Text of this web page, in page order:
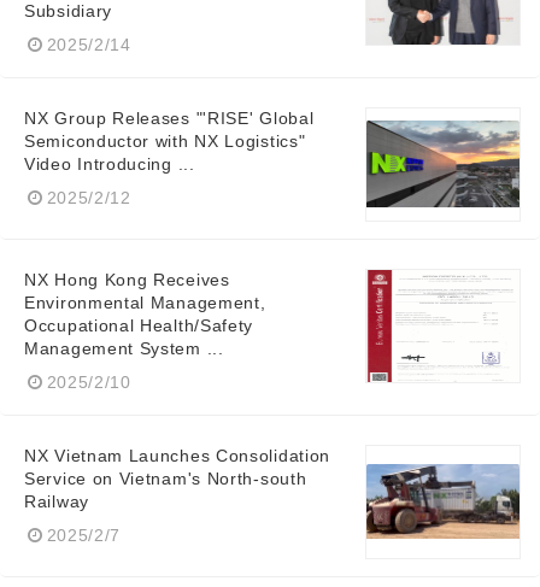
Subsidiary
2025/2/14
NX Group Releases "'RISE' Global
Semiconductor with NX Logistics"
Video Introducing ...
2025/2/12
NX Hong Kong Receives
Environmental Management,
Occupational Health/Safety
Management System ...
2025/2/10
NX Vietnam Launches Consolidation
Service on Vietnam's North-south
Railway
2025/2/7